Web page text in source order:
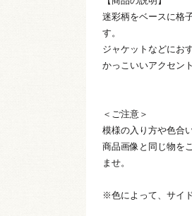
迷彩柄をベースに格
す。
ジャケットなどにお
かっこいいアクセン
＜ご注意＞
模様の入り方や色合
商品画像と同じ物を
ませ。
※色によって、サイ